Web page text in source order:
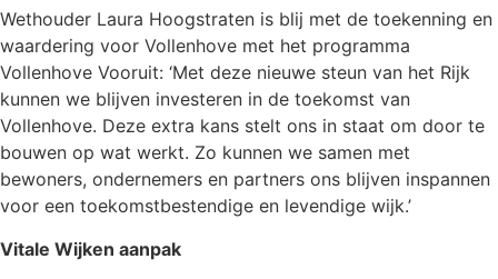
Wethouder Laura Hoogstraten is blij met de toekenning en
waardering voor Vollenhove met het programma
Vollenhove Vooruit: ‘Met deze nieuwe steun van het Rijk
kunnen we blijven investeren in de toekomst van
Vollenhove. Deze extra kans stelt ons in staat om door te
bouwen op wat werkt. Zo kunnen we samen met
bewoners, ondernemers en partners ons blijven inspannen
voor een toekomstbestendige en levendige wijk.’
Vitale Wijken aanpak